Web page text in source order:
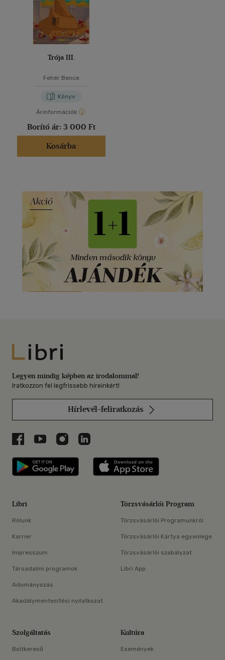
Trója III.
Fehér Bence
Könyv
Árinformációk
Borító ár: 3 000 Ft
Kosárba
Libri
Legyen mindig képben az irodalommal!
Iratkozzon fel legfrissebb híreinkért!
Hírlevél-feliratkozás
Libri a Facebookon
Libri a Youtube-on
Libri az Instagramon
Libri a LinkedInen
Libri applikáció Szerezd meg: Google
Libri
Rólunk
Karrier
Impresszum
Társadalmi programok
Adományozás
Akadálymentesítési nyilatkozat
Törzsvásárlói Program
Törzsvásárlói Programunkról
Törzsvásárlói Kártya egyenlege
Törzsvásárlói szabályzat
Libri App
Szolgáltatás
Boltkereső
Kultúra
Események